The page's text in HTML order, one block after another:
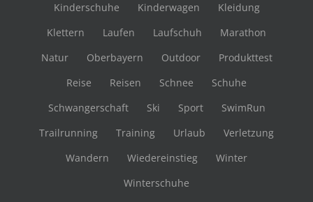
Kinderschuhe
Kinderwagen
Kleidung
Klettern
Laufen Laufschuh
Marathon
Natur
Oberbayern Outdoor
Produkttest
Reise
Reisen Schnee
Schuhe
Schwangerschaft
Ski Sport
SwimRun
Trailrunning
Training Urlaub
Verletzung
Wandern
Wiedereinstieg
Winter
Winterschuhe